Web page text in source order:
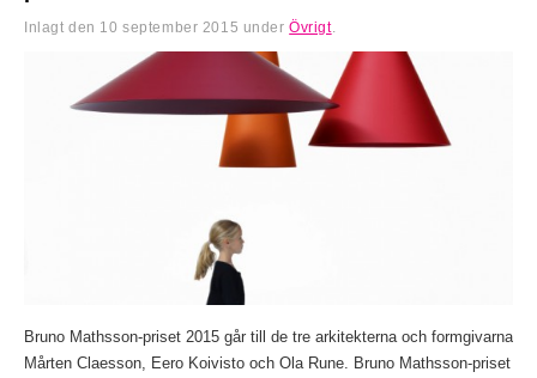
Inlagt den 10 september 2015 underÖvrigt.
Bruno Mathsson-priset 2015 går till de tre arkitekterna och formgivarna
Mårten Claesson, Eero Koivisto och Ola Rune. Bruno Mathsson-priset